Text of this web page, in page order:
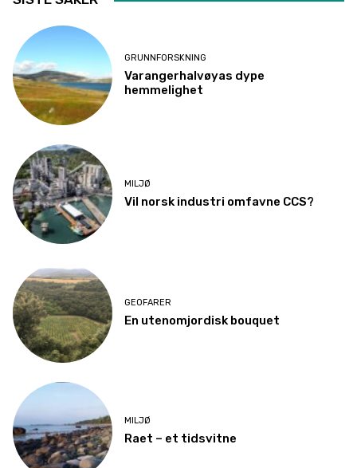
GRUNNFORSKNING
Varangerhalvøyas dype
hemmelighet
MILJØ
Vil norsk industri omfavne CCS?
GEOFARER
En utenomjordisk bouquet
MILJØ
Raet – et tidsvitne